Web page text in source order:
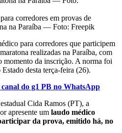
corredores em provas de
na Paraíba — Foto: Freepik
para corredores que participem
realizadas na Paraíba, com
momento da inscrição. A norma foi
desta terça-feira (26).
do g1 PB no WhatsApp
Cida Ramos (PT), a
apresente um laudo médico
da prova, emitido há, no